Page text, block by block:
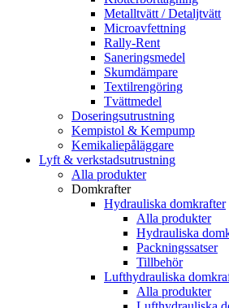
Metalltvätt / Detaljtvätt
Microavfettning
Rally-Rent
Saneringsmedel
Skumdämpare
Textilrengöring
Tvättmedel
Doseringsutrustning
Kempistol & Kempump
Kemikaliepåläggare
Lyft & verkstadsutrustning
Alla produkter
Domkrafter
Hydrauliska domkrafter
Alla produkter
Hydrauliska
Packningssatser
Tillbehör
Lufthydrauliska
Alla produkter